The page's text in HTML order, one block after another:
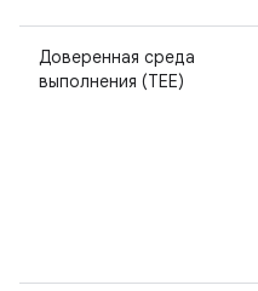
Доверенная среда
выполнения (TEE)